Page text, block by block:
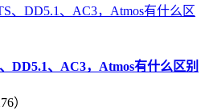
DD5.1、AC3，Atmos有什么区别
）